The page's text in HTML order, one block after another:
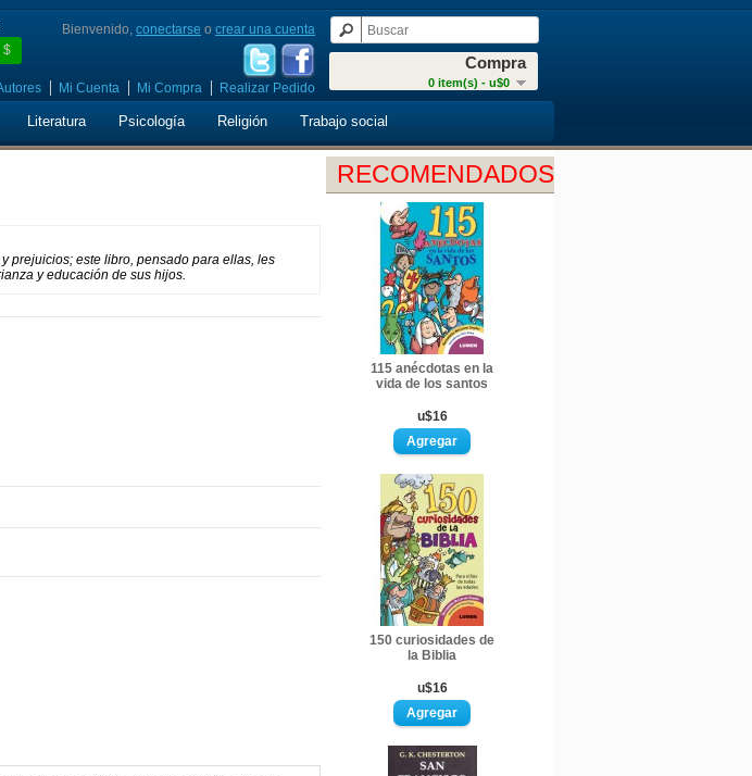
$
Compra
0 item(s) - u$0
Bienvenido, conectarse o crear una cuenta
Mi Cuenta Mi Compra Realizar Pedido
Literatura Psicología Religión Trabajo social
RECOMENDADOS
115 anécdotas en la
vida de los santos
u$16
150 curiosidades de
la Biblia
u$16
prejuicios; este libro, pensado para ellas, les
y educación de sus hijos.